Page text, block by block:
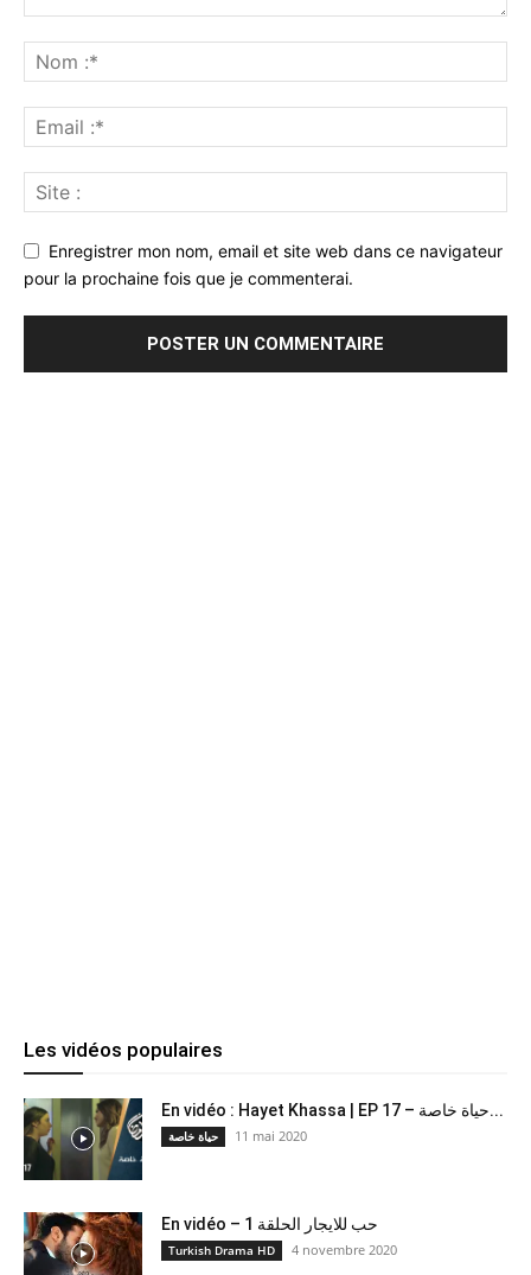
Enregistrer mon nom, email et site web dans ce navigateur
pour la prochaine fois que je commenterai.
Les vidéos populaires
En vidéo : Hayet Khassa | EP 17 – حياة خاصة...
حياة خاصة 11 mai 2020
En vidéo – حب للايجار الحلقة 1
Turkish Drama HD 4 novembre 2020